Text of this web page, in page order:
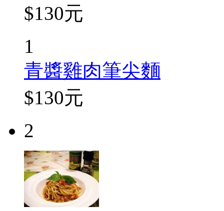
$130元
1
青醬雞肉筆尖麵
$130元
2